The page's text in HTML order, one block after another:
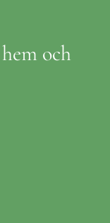
och